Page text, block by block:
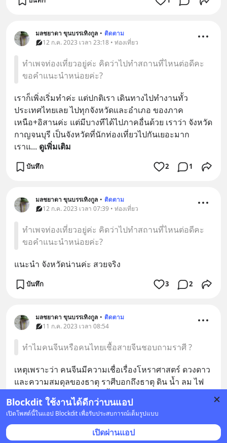
Blockdit ใช้งานได้ดีกว่าบนแอป
เปิดโพสต์นี้ในแอป Blockdit เพื่อรับประสบการณ์เต็มรูปแบบ
เปิดผ่านแอป
มลชยาดา ขุนบรรเทิงกูล • ติดตาม
12 ก.ค. 2023 เวลา 23:18 • ท่องเที่ยว
ทำเพจท่องเที่ยวอยู่ค่ะ คิดว่าไปทำสถานที่ไหนต่อดีคะ
ขอคำแนะนำหน่อยค่ะ?
เราก็เพิ่งเริ่มทำค่ะ แต่ปกติเรา เดินทางไปทำงานทั้ว
ประเทศไทยเลย ไปทุกจังหวัดและอำเภอ ของภาค
เหนือ+อิสานค่ะ แต่มีบางทีได้ไปภาคอื่นด้วย เราว่า จังหวัด
กาญจนบุรี เป็นจังหวัดที่นักท่องเที่ยวไปกันเยอะมาก
เราแ... ดูเพิ่มเติม
บันทึก 2 1
มลชยาดา ขุนบรรเทิงกูล • ติดตาม
12 ก.ค. 2023 เวลา 07:39 • ท่องเที่ยว
ทำเพจท่องเที่ยวอยู่ค่ะ คิดว่าไปทำสถานที่ไหนต่อดีคะ
ขอคำแนะนำหน่อยค่ะ?
แนะนำ จังหวัดน่านค่ะ สวยจริง
บันทึก 3 2
มลชยาดา ขุนบรรเทิงกูล • ติดตาม
11 ก.ค. 2023 เวลา 08:54
ทำไมคนจีนหรือคนไทยเชื้อสายจีนชอบถามราศี ?
เหตุเพราะว่า คนจีนมีความเชื่อเรื่องโหราศาสตร์ ดวงดาว
และความสมดุลของธาตุ ราศีบอกถึงธาตุ ดิน น้ำ ลม ไฟ
มาให้ ประมาณนี้ค่ะ
บันทึก 1